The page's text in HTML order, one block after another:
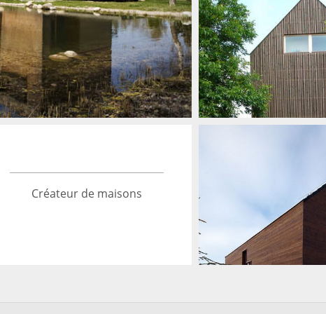
MAISON EN BOIS EN
TCHÉQUIE PAR «JIŘÍ
ZÁBRAN»
Architecture →
Créateur de maisons